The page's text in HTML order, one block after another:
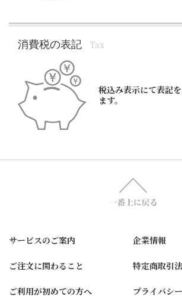
消費税の表記 Tax
税込み表示にて表記
ます。
サービスのご案内 企業情報
ご注文に関わること 特定商取引
ご利用が初めての方へ プライバシ